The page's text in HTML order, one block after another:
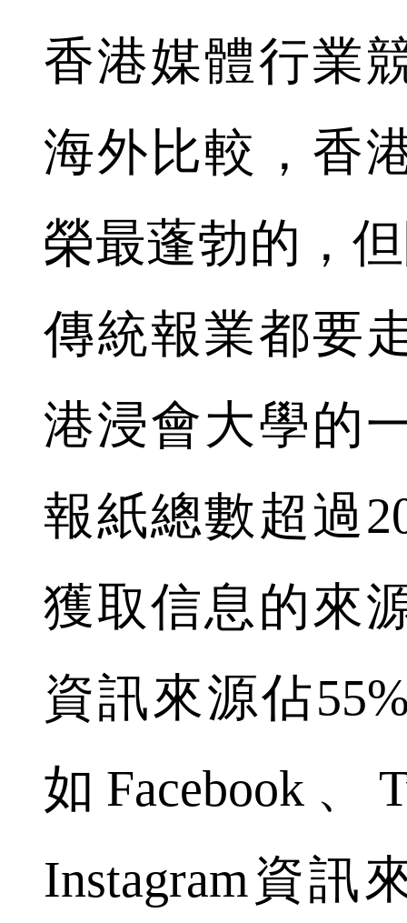
香港媒體行業
海外比較，香
榮最蓬勃的，
傳統報業都要
港浸會大學的
報紙總數超過
獲取信息的來
資訊來源佔
如Facebook、
Instagram資訊